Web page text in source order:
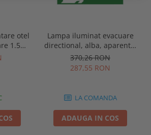
otel
1.5m,
bucati
Lampa iluminat evacuare
directional, alba, aparenta,
3 ore, 3W, mentinut, test
automat, IP20, Intelight
90385
370,26 RON
287,55 RON
LA COMANDA
ADAUGA IN COS